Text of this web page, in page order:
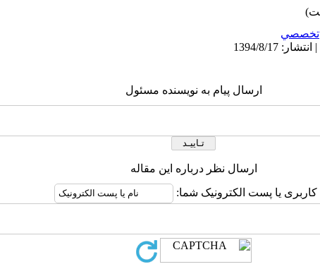
تخصصي
ارسال پیام به نویسنده مسئول
ارسال نظر درباره این مقاله
کاربری یا پست الکترونیک شما: